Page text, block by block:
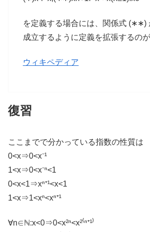
を定義する場合には、関係式 (∗∗)
成立するように定義を拡張するのが
ウィキペディア
復習
ここまでで分かっている指数の性質は
0<x⇒0<x⁻¹
1<x⇒0<x⁻ⁿ<1
0<x<1⇒xⁿ⁺¹<x<1
1<x⇒1<xⁿ<xⁿ⁺¹
∀n∈ℕ:x<0⇒0<x²ⁿ<x²⁽ⁿ⁺¹⁾